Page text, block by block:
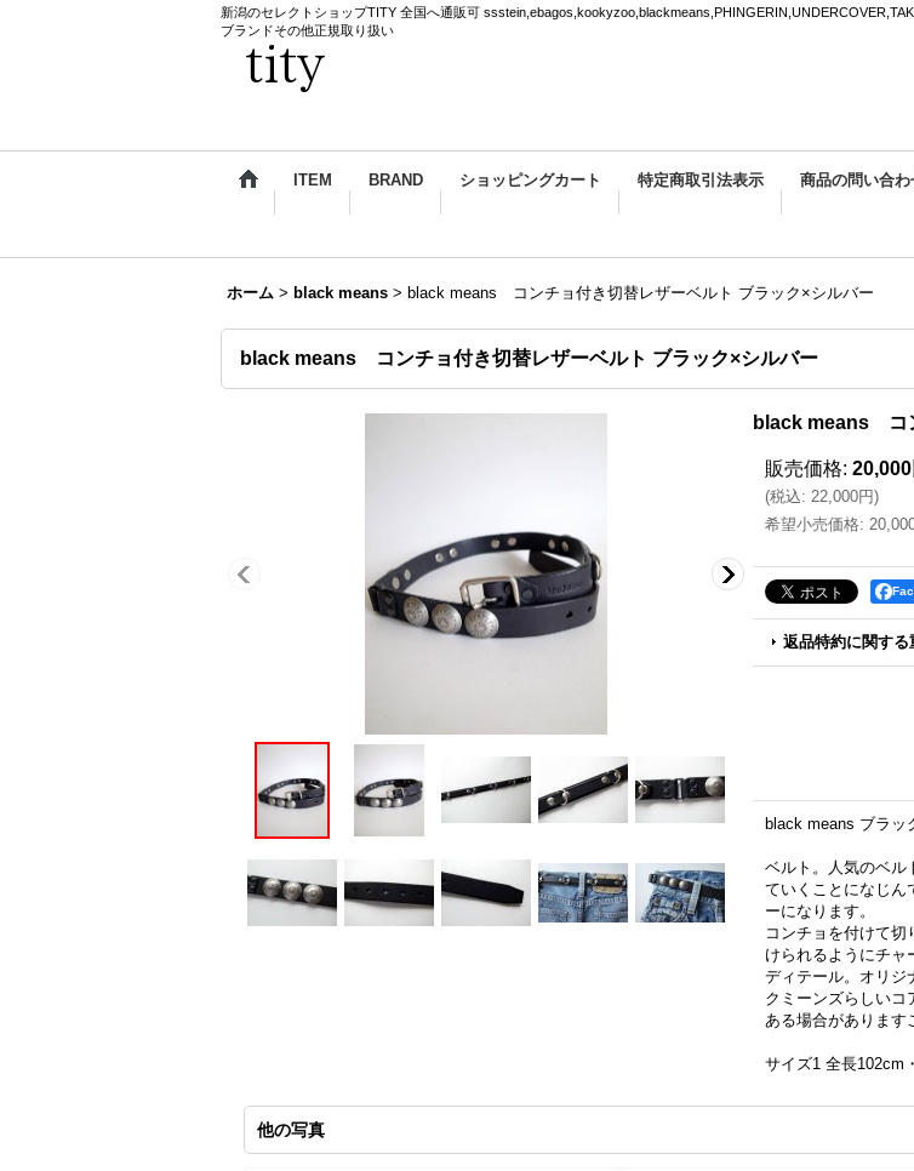
新潟のセレクトショップTITY 全国へ通販可
ブランドその他正規取り扱い
ITEM BRAND ショッピングカート 特定商取引法表示 商品の問い合わ
ホーム > black means > black means コンチョ付き切替レザーベルト ブラック×シルバー
black means コンチョ付き切替レザーベルト ブラック×シルバー
black means コ
販売価格: 20,000
(税込: 22,000円)
希望小売価格:
返品特約に関する
black means ブラッ
ベルト。人気のベル
ていくことになじん
ーになります。
コンチョを付けて
けられるようにチャ
ディテール。オリジ
クミーンズらしいコ
ある場合があります
サイズ1 全長102cm
他の写真